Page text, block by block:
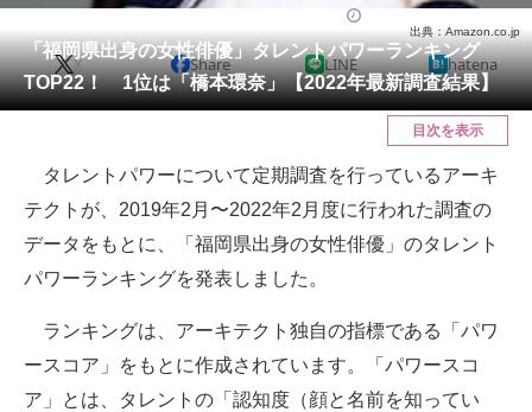
会員記事
メディア
ITの今と未来を見通す
スマホと通信の最新トレンド
好きが集まる 比べて選べる
ビジネスと働き方のヒント
「福岡県出身の女性俳優」タレントパワーランキング
TOP22！ 1位は「橋本環奈」【2022年最新調査結果】
出典：Amazon.co.jp
X Share LINE hatena
目次を表示
タレントパワーについて定期調査を行っているアーキ
テクトが、2019年2月〜2022年2月度に行われた調査の
データをもとに、「福岡県出身の女性俳優」のタレント
パワーランキングを発表しました。
ランキングは、アーキテクト独自の指標である「パワ
ースコア」をもとに作成されています。「パワースコ
ア」とは、タレントの「認知度（顔と名前を知ってい